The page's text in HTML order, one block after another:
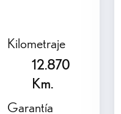
Kilometraje
12.870
Km.
Garantía